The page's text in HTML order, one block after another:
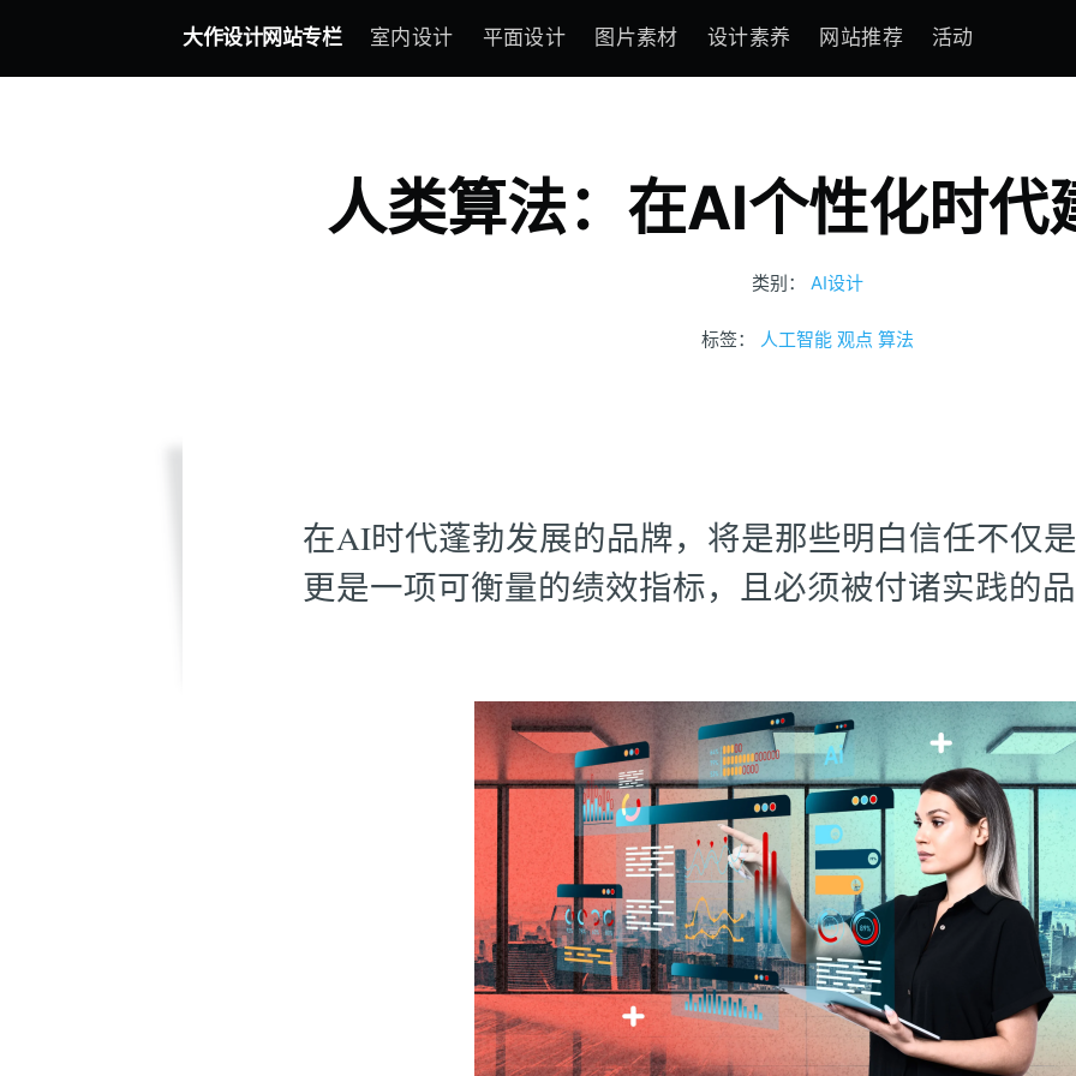
大作设计网站专栏 室内设计 平面设计 图片素材 设计素养 网站推荐 活动
人类算法：在AI个性化时代
类别： AI设计
标签： 人工智能 观点 算法
在AI时代蓬勃发展的品牌，将是那些明白信任不
更是一项可衡量的绩效指标，且必须被付诸实践的